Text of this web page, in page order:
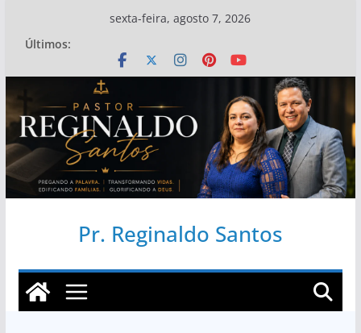
conteúdo
sexta-feira, agosto 7, 2026
Últimos:
Pr. Reginaldo Santos